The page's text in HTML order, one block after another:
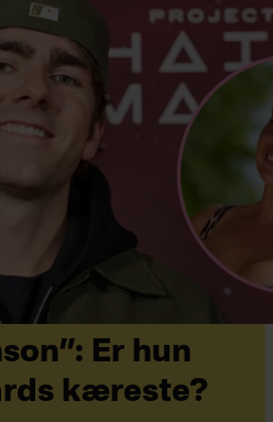
Er hun
kæreste?